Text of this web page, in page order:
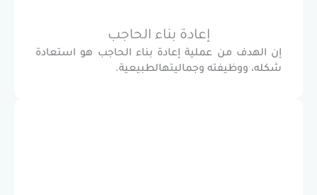
إعادة بناء الحاجب
من عملية إعادة بناء الحاجب هو استعادة
وجماليتهالطبيعية.